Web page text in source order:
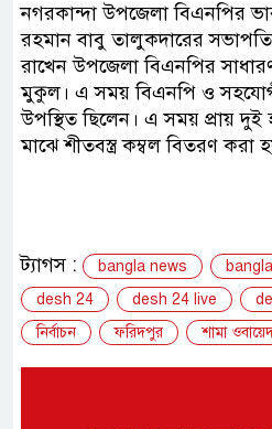
নগরকান্দা উপজেলা বিএনপির
রহমান বাবু তালুকদারের
রাখেন উপজেলা বিএনপির
মুকুল। এ সময় বিএনপি ও
উপস্থিত ছিলেন। এ সময় প্রায় দুই
মাঝে শীতবস্ত্র কম্বল বিতরণ করা
ট্যাগস : bangla news
desh 24
desh 24 live
নির্বাচন
ফরিদপুর শামা